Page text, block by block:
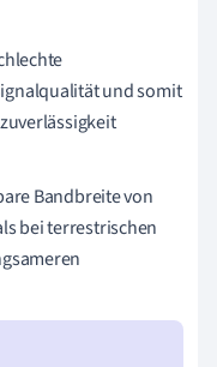
und somit
Bandbreite von
bei terrestrischen